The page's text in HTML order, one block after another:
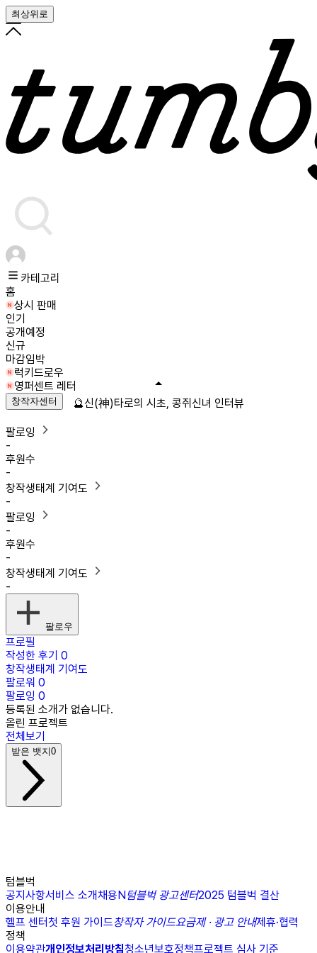
최상위로
카테고리
홈
상시 판매
인기
공개예정
신규
마감임박
럭키드로우
영퍼센트 레터
창작자센터
팔로잉
-
후원수
-
창작생태계 기여도
-
팔로잉
-
후원수
-
창작생태계 기여도
-
팔로우
프로필
작성한 후기 0
창작생태계 기여도
팔로워 0
팔로잉 0
등록된 소개가 없습니다.
올린 프로젝트
전체보기
받은 뱃지0
텀블벅
공지사항서비스 소개채용N텀블벅 광고센터2025 텀블벅 결산
이용안내
헬프 센터첫 후원 가이드창작자 가이드요금제 · 광고 안내제휴·협력
정책
이용약관개인정보처리방침청소년보호정책프로젝트 심사 기준
🔮신(神)타로의 시초, 콩쥐신녀 인터뷰